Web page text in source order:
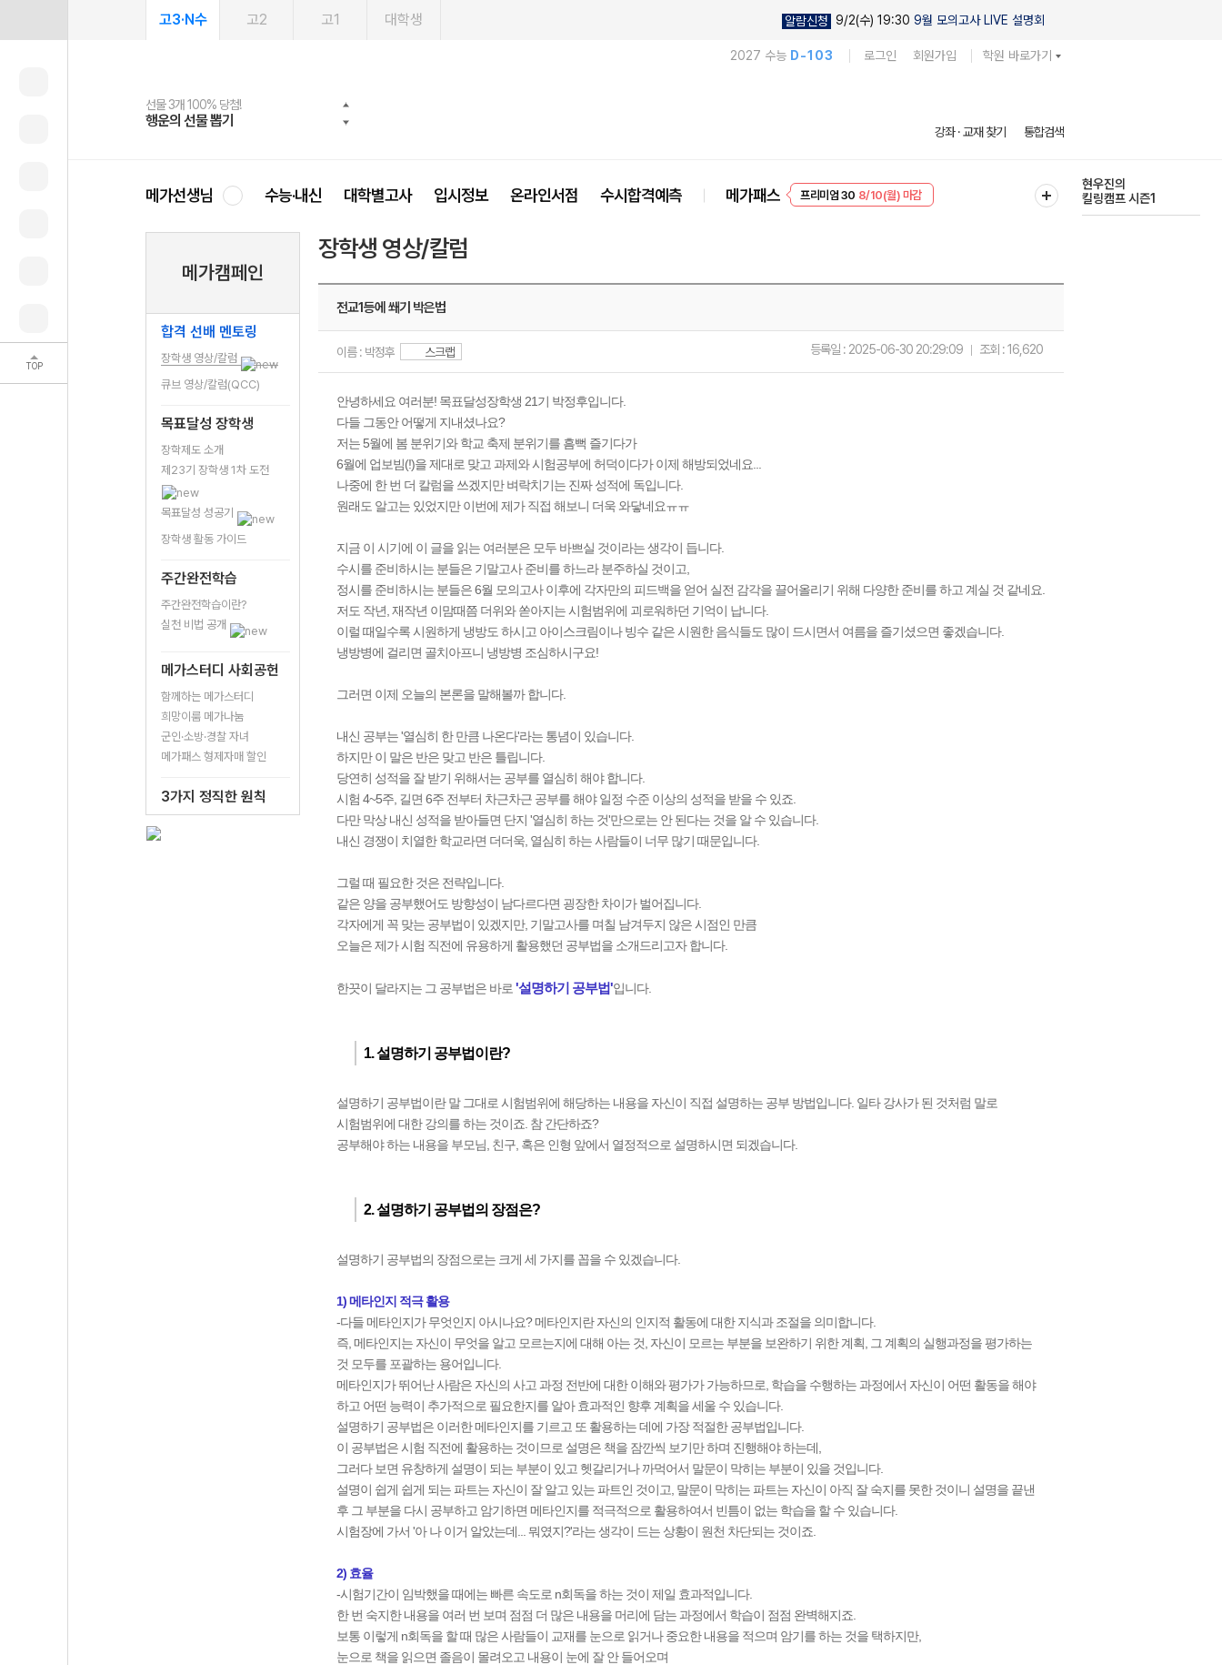
TOP
고3·N수 고2 고1 대학생 알람신청 9/2(수) 19:30 9월 모의고사 LIVE 설명회
2027 수능 D-103 로그인 회원가입 학원 바로가기
메가스터디
선물 3개 100% 당첨!
행운의 선물 뽑기
선물 100% 증정!
메가스터디 X 올리브
여름방학 스터디 캐시백
메가런 썸머스쿨
2027 러셀 단과
강사 공개선발
스마트러닝앱
설문 EVENT
메가패스
3일 무료 체험권
메가패스 수강생 무료혜택!
메가클럽 멤버십
사회공헌 캠페인
희망이룸 메가나눔
강좌 · 교재 찾기 통합검색
메가선생님 수능·내신 대학별고사 입시정보 온라인서점 수시합격예측 메가패스
프리미엄 30 8/10(월) 마감
현우진의
킬링캠프 시즌1
메가캠페인
합격 선배 멘토링
장학생 영상/칼럼
큐브 영상/칼럼(QCC)
목표달성 장학생
장학제도 소개
제23기 장학생 1차 도전
목표달성 성공기
장학생 활동 가이드
주간완전학습
주간완전학습이란?
실천 비법 공개
메가스터디 사회공헌
함께하는 메가스터디
희망이룸 메가나눔
군인·소방·경찰 자녀
메가패스 형제자매 할인
3가지 정직한 원칙
장학생 영상/칼럼
전교1등에 쐐기 박은법
이름 : 박정후 스크랩 등록일 : 2025-06-30 20:29:09 조회 :16,620
안녕하세요 여러분! 목표달성장학생 21기 박정후입니다.
다들 그동안 어떻게 지내셨나요?
저는 5월에 봄 분위기와 학교 축제 분위기를 흠뻑 즐기다가
6월에 업보빔(!)을 제대로 맞고 과제와 시험공부에 허덕이다가 이제 해방되었네요...
나중에 한 번 더 칼럼을 쓰겠지만 벼락치기는 진짜 성적에 독입니다.
원래도 알고는 있었지만 이번에 제가 직접 해보니 더욱 와닿네요ㅠㅠ
지금 이 시기에 이 글을 읽는 여러분은 모두 바쁘실 것이라는 생각이 듭니다.
수시를 준비하시는 분들은 기말고사 준비를 하느라 분주하실 것이고,
정시를 준비하시는 분들은 6월 모의고사 이후에 각자만의 피드백을 얻어 실전 감각을 끌어올리기 위해 다양한 준비를 하고 계실 것 같네요.
저도 작년, 재작년 이맘때쯤 더위와 쏟아지는 시험범위에 괴로워하던 기억이 납니다.
이럴 때일수록 시원하게 냉방도 하시고 아이스크림이나 빙수 같은 시원한 음식들도 많이 드시면서 여름을 즐기셨으면 좋겠습니다.
냉방병에 걸리면 골치아프니 냉방병 조심하시구요!
그러면 이제 오늘의 본론을 말해볼까 합니다.
내신 공부는 '열심히 한 만큼 나온다'라는 통념이 있습니다.
하지만 이 말은 반은 맞고 반은 틀립니다.
당연히 성적을 잘 받기 위해서는 공부를 열심히 해야 합니다.
시험 4~5주, 길면 6주 전부터 차근차근 공부를 해야 일정 수준 이상의 성적을 받을 수 있죠.
다만 막상 내신 성적을 받아들면 단지 '열심히 하는 것'만으로는 안 된다는 것을 알 수 있습니다.
내신 경쟁이 치열한 학교라면 더더욱, 열심히 하는 사람들이 너무 많기 때문입니다.
그럴 때 필요한 것은 전략입니다.
같은 양을 공부했어도 방향성이 남다르다면 굉장한 차이가 벌어집니다.
각자에게 꼭 맞는 공부법이 있겠지만, 기말고사를 며칠 남겨두지 않은 시점인 만큼
오늘은 제가 시험 직전에 유용하게 활용했던 공부법을 소개드리고자 합니다.
한끗이 달라지는 그 공부법은 바로 '설명하기 공부법'입니다.
1. 설명하기 공부법이란?
설명하기 공부법이란 말 그대로 시험범위에 해당하는 내용을 자신이 직접 설명하는 공부 방법입니다. 일타 강사가 된 것처럼 말로
시험범위에 대한 강의를 하는 것이죠. 참 간단하죠?
공부해야 하는 내용을 부모님, 친구, 혹은 인형 앞에서 열정적으로 설명하시면 되겠습니다.
2. 설명하기 공부법의 장점은?
설명하기 공부법의 장점으로는 크게 세 가지를 꼽을 수 있겠습니다.
1) 메타인지 적극 활용
-다들 메타인지가 무엇인지 아시나요? 메타인지란 자신의 인지적 활동에 대한 지식과 조절을 의미합니다.
즉, 메타인지는 자신이 무엇을 알고 모르는지에 대해 아는 것, 자신이 모르는 부분을 보완하기 위한 계획, 그 계획의 실행과정을 평가하는
것 모두를 포괄하는 용어입니다.
메타인지가 뛰어난 사람은 자신의 사고 과정 전반에 대한 이해와 평가가 가능하므로, 학습을 수행하는 과정에서 자신이 어떤 활동을 해야
하고 어떤 능력이 추가적으로 필요한지를 알아 효과적인 향후 계획을 세울 수 있습니다.
설명하기 공부법은 이러한 메타인지를 기르고 또 활용하는 데에 가장 적절한 공부법입니다.
이 공부법은 시험 직전에 활용하는 것이므로 설명은 책을 잠깐씩 보기만 하며 진행해야 하는데,
그러다 보면 유창하게 설명이 되는 부분이 있고 헷갈리거나 까먹어서 말문이 막히는 부분이 있을 것입니다.
설명이 쉽게 쉽게 되는 파트는 자신이 잘 알고 있는 파트인 것이고, 말문이 막히는 파트는 자신이 아직 잘 숙지를 못한 것이니 설명을 끝낸
후 그 부분을 다시 공부하고 암기하면 메타인지를 적극적으로 활용하여서 빈틈이 없는 학습을 할 수 있습니다.
시험장에 가서 '아 나 이거 알았는데... 뭐였지?'라는 생각이 드는 상황이 원천 차단되는 것이죠.
2) 효율
-시험기간이 임박했을 때에는 빠른 속도로 n회독을 하는 것이 제일 효과적입니다.
한 번 숙지한 내용을 여러 번 보며 점점 더 많은 내용을 머리에 담는 과정에서 학습이 점점 완벽해지죠.
보통 이렇게 n회독을 할 때 많은 사람들이 교재를 눈으로 읽거나 중요한 내용을 적으며 암기를 하는 것을 택하지만,
눈으로 책을 읽으면 졸음이 몰려오고 내용이 눈에 잘 안 들어오며